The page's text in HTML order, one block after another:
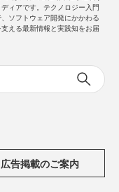
ィアです。テクノロジー入門
ソフトウェア開発にかかわる
える最新情報と実践知をお届
広告掲載のご案内